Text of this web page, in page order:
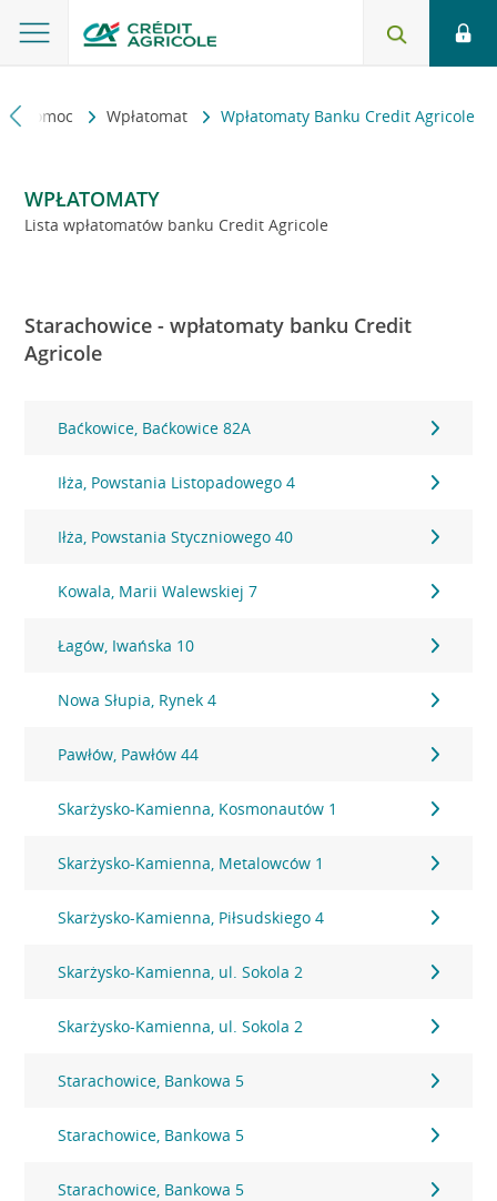
i pomoc Wpłatomat Wpłatomaty Banku Credit Agricole
WPŁATOMATY
Lista wpłatomatów banku Credit Agricole
Starachowice - wpłatomaty banku Credit
Agricole
Baćkowice, Baćkowice 82A
Iłża, Powstania Listopadowego 4
Iłża, Powstania Styczniowego 40
Kowala, Marii Walewskiej 7
Łagów, Iwańska 10
Nowa Słupia, Rynek 4
Pawłów, Pawłów 44
Skarżysko-Kamienna, Kosmonautów 1
Skarżysko-Kamienna, Metalowców 1
Skarżysko-Kamienna, Piłsudskiego 4
Skarżysko-Kamienna, ul. Sokola 2
Skarżysko-Kamienna, ul. Sokola 2
Starachowice, Bankowa 5
Starachowice, Bankowa 5
Starachowice, Bankowa 5